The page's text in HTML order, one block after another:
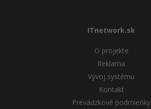
ITnetwork.sk
O projekte
Reklama
Vývoj systému
Kontakt
Prevádzkové podmienky